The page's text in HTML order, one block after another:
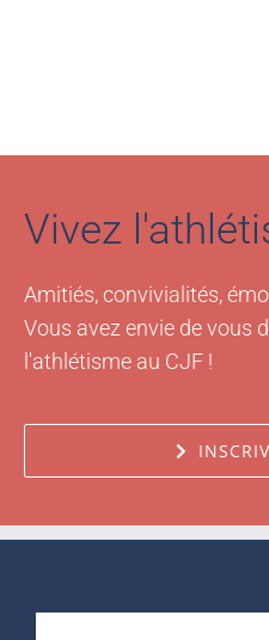
Vivez
Amitiés, convivialités,
Vous avez envie de vous
l'athlétisme au CJF !